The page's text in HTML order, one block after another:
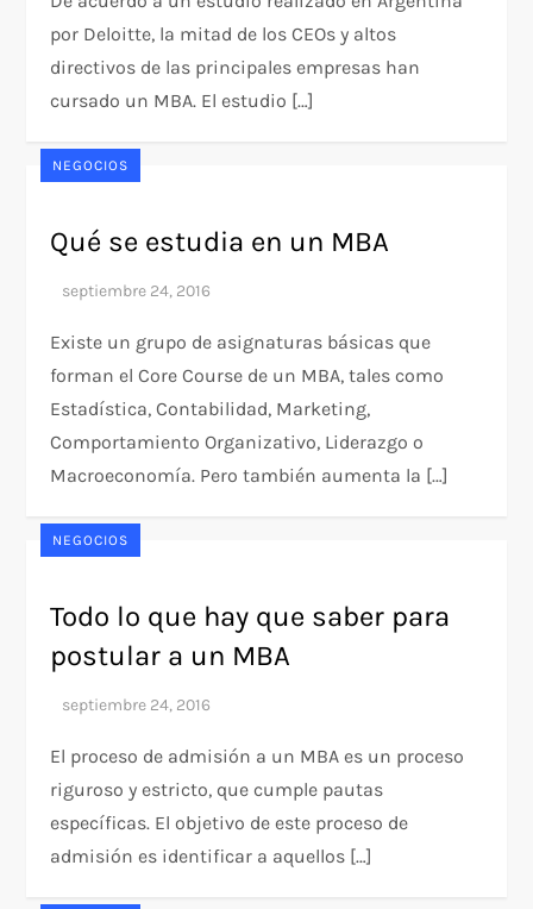
por Deloitte, la mitad de los CEOs y altos
directivos de las principales empresas han
cursado un MBA. El estudio […]
NEGOCIOS
Qué se estudia en un MBA
Existe un grupo de asignaturas básicas que
forman el Core Course de un MBA, tales como
Estadística, Contabilidad, Marketing,
Comportamiento Organizativo, Liderazgo o
Macroeconomía. Pero también aumenta la […]
NEGOCIOS
Todo lo que hay que saber para
postular a un MBA
El proceso de admisión a un MBA es un proceso
riguroso y estricto, que cumple pautas
específicas. El objetivo de este proceso de
admisión es identificar a aquellos […]